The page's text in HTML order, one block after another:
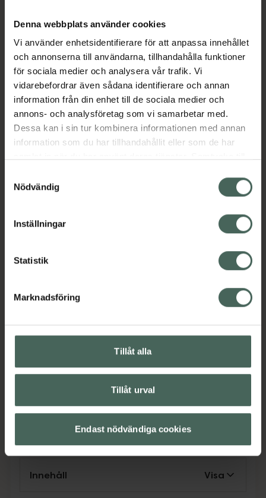
Denna webbplats använder cookies
Vi använder enhetsidentifierare för att anpassa innehållet
och annonserna till användarna, tillhandahålla funktioner
för sociala medier och analysera vår trafik. Vi
vidarebefordrar även sådana identifierare och annan
information från din enhet till de sociala medier och
annons- och analysföretag som vi samarbetar med.
Dessa kan i sin tur kombinera informationen med annan
information som du har tillhandahållit eller som de har
återkalla ditt samtycke via webbplatsens
cookieinställningar. Ett återkallat samtycke påverkar inte
lagligheten av behandling som skett innan återkallelsen.
Nödvändig
Inställningar
Statistik
Marknadsföring
Tillåt alla
Tillåt urval
Endast nödvändiga cookies
Kosttillskott. Rekommenderad
daglig dos bör inte överskridas.
Kosttillskott bör inte ersätta en
varierad kost och en hälsosam
livsstil. Förvaras utom räckhåll för
små barn.
Pureness elektrolytpulver är ett sockerfritt
och välsmakande elektrolytpulver med
bidrar till upprätthållandet av
elektrolyter innehåller produkten också
Guérande-havssalt, vitamin C och organiskt
vätsketillförsel t.ex. vid sport & träning,
andra påfrestningar som påverkar kroppens
salt- och vätskebalans. Varje dos (5 g)
07350116312225
Kategorier:
C-vitaminElektrolyter
ElektrolyterKost och hälsaKosttillskott
Magnesium
Innehåll Visa